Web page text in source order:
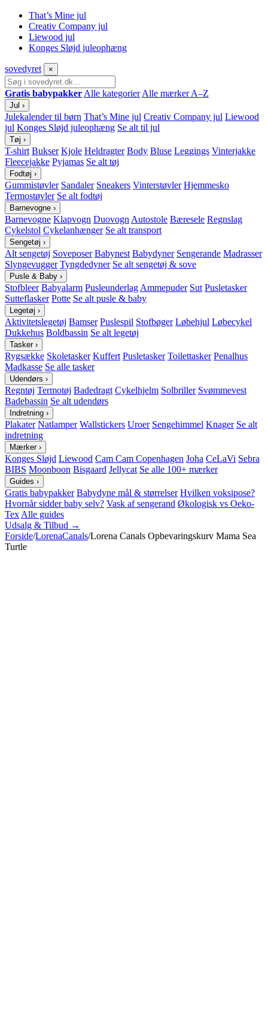
That’s Mine jul
Creativ Company jul
Liewood jul
Konges Sløjd juleophæng
sovedyret ×
Gratis babypakker Alle kategorier Alle mærker A–Z
Jul ›
Julekalender til børn That’s Mine jul Creativ Company jul Liewood
jul Konges Sløjd juleophæng Se alt til jul
Tøj ›
T-shirt Bukser Kjole Heldragter Body Bluse Leggings Vinterjakke
Fleecejakke Pyjamas Se alt tøj
Fodtøj ›
Gummistøvler Sandaler Sneakers Vinterstøvler Hjemmesko
Termostøvler Se alt fodtøj
Barnevogne ›
Barnevogne Klapvogn Duovogn Autostole Bæresele Regnslag
Cykelstol Cykelanhænger Se alt transport
Sengetøj ›
Alt sengetøj Soveposer Babynest Babydyner Sengerande Madrasser
Slyngevugger Tyngdedyner Se alt sengetøj & sove
Pusle & Baby ›
Stofbleer Babyalarm Pusleunderlag Ammepuder Sut Pusletasker
Sutteflasker Potte Se alt pusle & baby
Legetøj ›
Aktivitetslegetøj Bamser Puslespil Stofbøger Løbehjul Løbecykel
Dukkehus Boldbassin Se alt legetøj
Tasker ›
Rygsække Skoletasker Kuffert Pusletasker Toilettasker Penalhus
Madkasse Se alle tasker
Udendørs ›
Regntøj Termotøj Badedragt Cykelhjelm Solbriller Svømmevest
Badebassin Se alt udendørs
Indretning ›
Plakater Natlamper Wallstickers Uroer Sengehimmel Knager Se alt
indretning
Mærker ›
Konges Sløjd Liewood Cam Cam Copenhagen Joha CeLaVi Sebra
BIBS Moonboon Bisgaard Jellycat Se alle 100+ mærker
Guides ›
Gratis babypakker Babydyne mål & størrelser Hvilken voksipose?
Hvornår sidder baby selv? Vask af sengerand Økologisk vs Oeko-
Tex Alle guides
Udsalg & Tilbud →
Forside/LorenaCanals/Lorena Canals Opbevaringskurv Mama Sea
Turtle